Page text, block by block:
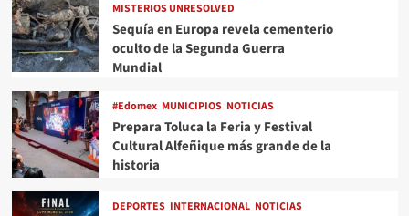
MISTERIOS UNRESOLVED
Sequía en Europa revela cementerio
oculto de la Segunda Guerra
Mundial
#Edomex MUNICIPIOS NOTICIAS
Prepara Toluca la Feria y Festival
Cultural Alfeñique más grande de la
historia
DEPORTES INTERNACIONAL NOTICIAS